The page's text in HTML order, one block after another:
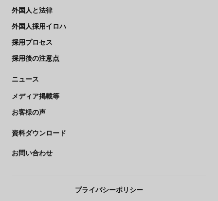
外国人と法律
外国人採用イロハ
採用プロセス
採用後の注意点
ニュース
メディア掲載等
お客様の声
資料ダウンロード
お問い合わせ
プライバシーポリシー